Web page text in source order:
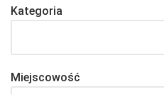
Kategoria
Miejscowość